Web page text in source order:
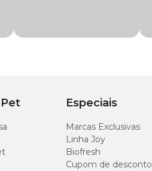
de peixe, polpa de beterraba, glúten de
Especiais
Marcas Exclusivas
Linha Joy
Biofresh
Cupom de desconto